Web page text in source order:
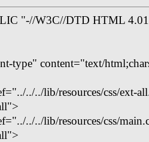
"-//W3C//DTD HTML
type" content="text/
../../lib/resources/css/ext-
../../lib/resources/css/